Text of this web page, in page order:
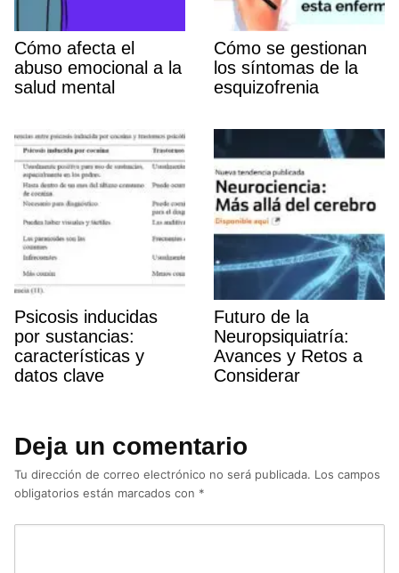
Cómo afecta el
abuso emocional a la
salud mental
Cómo se gestionan
los sí­ntomas de la
esquizofrenia
Psicosis inducidas
por sustancias:
caracterí­sticas y
datos clave
Futuro de la
Neuropsiquiatrí­a:
Avances y Retos a
Considerar
Deja un comentario
Tu dirección de correo electrónico no será publicada. Los campos
obligatorios están marcados con *